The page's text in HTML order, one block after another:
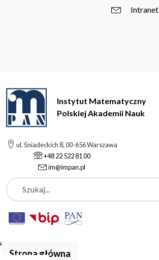
Intranet
Instytut Matematyczny
Polskiej Akademii Nauk
ul. Śniadeckich 8, 00-656 Warszawa
+48 22 522 81 00
im@impan.pl
Szukaj
Strona główna